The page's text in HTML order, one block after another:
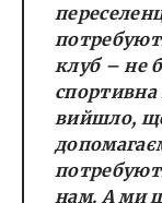
клуб – не
спортивна
вийшло,
нам. А ми